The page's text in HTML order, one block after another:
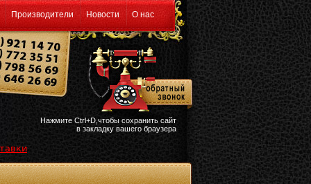
Производители Новости О нас
Нажмите Ctrl+D,чтобы сохранить сайт
в закладку вашего браузера